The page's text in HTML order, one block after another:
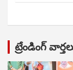
ట్రేండింగ్